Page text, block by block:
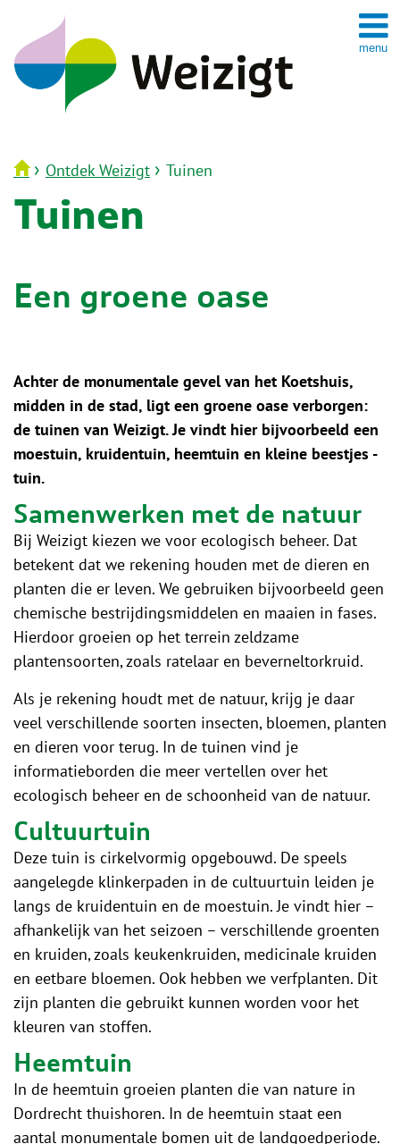
naar
inhoud
› Ontdek Weizigt › Tuinen
Tuinen
Een groene oase
Achter de monumentale gevel van het Koetshuis,
midden in de stad, ligt een groene oase verborgen:
de tuinen van Weizigt. Je vindt hier bijvoorbeeld een
moestuin, kruidentuin, heemtuin en kleine beestjes -
tuin.
Samenwerken met de natuur
Bij Weizigt kiezen we voor ecologisch beheer. Dat
betekent dat we rekening houden met de dieren en
planten die er leven. We gebruiken bijvoorbeeld geen
chemische bestrijdingsmiddelen en maaien in fases.
Hierdoor groeien op het terrein zeldzame
plantensoorten, zoals ratelaar en beverneltorkruid.
Als je rekening houdt met de natuur, krijg je daar
veel verschillende soorten insecten, bloemen, planten
en dieren voor terug. In de tuinen vind je
informatieborden die meer vertellen over het
ecologisch beheer en de schoonheid van de natuur.
Cultuurtuin
Deze tuin is cirkelvormig opgebouwd. De speels
aangelegde klinkerpaden in de cultuurtuin leiden je
langs de kruidentuin en de moestuin. Je vindt hier –
afhankelijk van het seizoen – verschillende groenten
en kruiden, zoals keukenkruiden, medicinale kruiden
en eetbare bloemen. Ook hebben we verfplanten. Dit
zijn planten die gebruikt kunnen worden voor het
kleuren van stoffen.
Heemtuin
In de heemtuin groeien planten die van nature in
Dordrecht thuishoren. In de heemtuin staat een
aantal monumentale bomen uit de landgoedperiode.